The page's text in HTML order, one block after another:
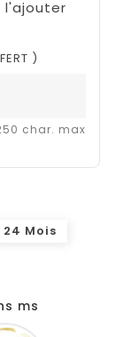
l'ajouter
)
char. max
24 Mois
ms